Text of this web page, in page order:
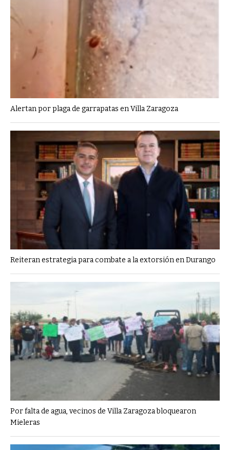
Alertan por plaga de garrapatas en Villa Zaragoza
Reiteran estrategia para combate a la extorsión en Durango
Por falta de agua, vecinos de Villa Zaragoza bloquearon
Mieleras